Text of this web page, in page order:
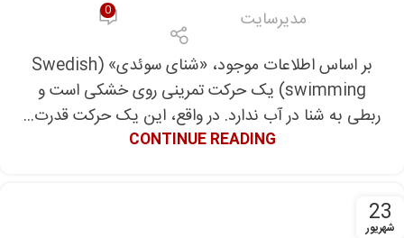
مدیرسایت 0
بر اساس اطلاعات موجود، «شنای سوئدی» (Swedish
swimming) یک حرکت تمرینی روی خشکی است و
ربطی به شنا در آب ندارد. در واقع، این یک حرکت قدرت...
CONTINUE READING
23
شهریور